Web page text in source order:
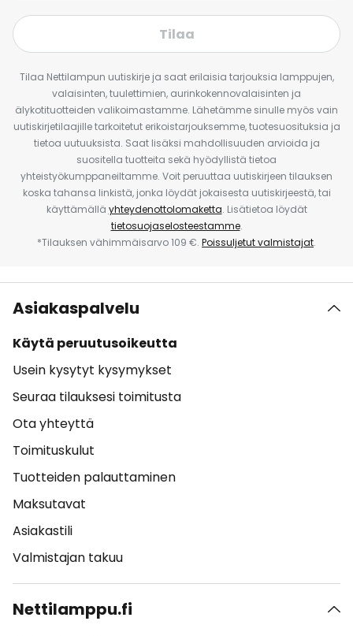
Tilaa
Tilaa Nettilampun uutiskirje ja saat erilaisia tarjouksia lamppujen,
valaisinten, tuulettimien, aurinkokennovalaisinten ja
älykotituotteiden valikoimastamme. Lähetämme sinulle myös vain
uutiskirjetilaajille tarkoitetut erikoistarjouksemme, tuotesuosituksia ja
tietoa uutuuksista. Saat lisäksi mahdollisuuden arvioida ja
suositella tuotteita sekä hyödyllistä tietoa
yhteistyökumppaneiltamme. Voit peruuttaa uutiskirjeen tilauksen
koska tahansa linkistä, jonka löydät jokaisesta uutiskirjeestä, tai
käyttämällä yhteydenottolomaketta. Lisätietoa löydät
tietosuojaselosteestamme.
*Tilauksen vähimmäisarvo 109 €. Poissuljetut valmistajat.
Asiakaspalvelu
Käytä peruutusoikeutta
Usein kysytyt kysymykset
Seuraa tilauksesi toimitusta
Ota yhteyttä
Toimituskulut
Tuotteiden palauttaminen
Maksutavat
Asiakastili
Valmistajan takuu
Nettilamppu.fi